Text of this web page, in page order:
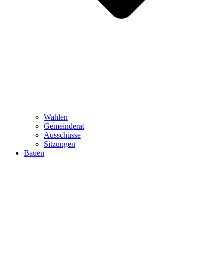
Wahlen
Gemeinderat
Ausschüsse
Sitzungen
Bauen